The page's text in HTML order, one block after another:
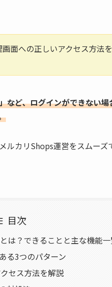
面への正しいアクセス方法
ど、ログインができない
ルカリShops運営をスムーズ
目次
は？できることと主な機能
る3つのパターン
セス方法を解説